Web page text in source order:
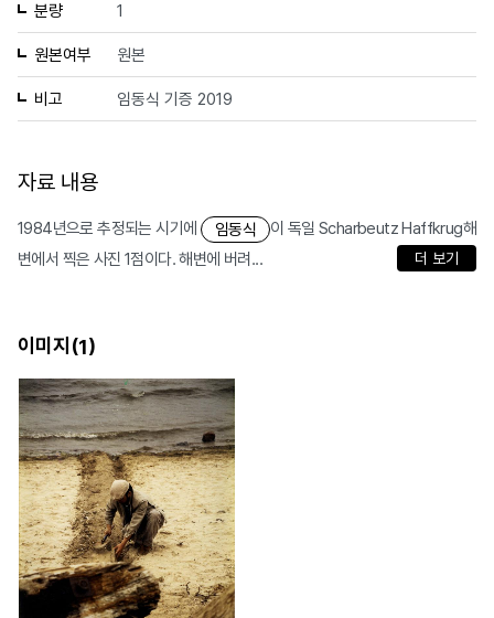
분량 1
원본여부 원본
비고 임동식 기증 2019
자료 내용
1984년으로 추정되는 시기에 임동식
이 독일 Scharbeutz Haffkrug해
변에서 찍은 사진 1점이다. 해변에 버려...
더 보기
이미지(1)